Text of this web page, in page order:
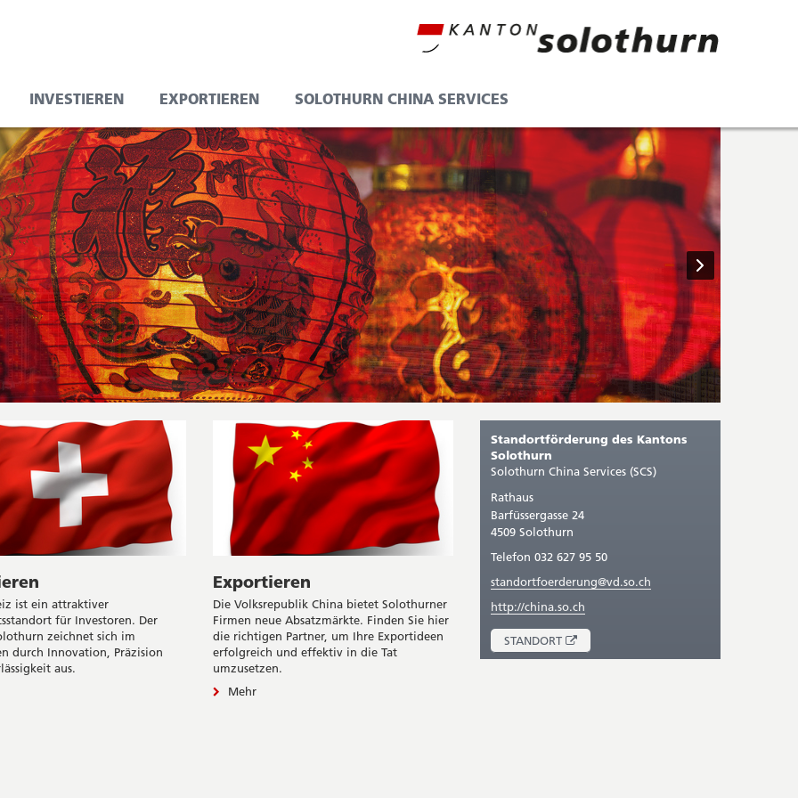
INVESTIEREN EXPORTIEREN SOLOTHURN CHINA SERVICES
ist ein attraktiver
für Investoren. Der
zeichnet sich im
durch Innovation, Präzision
aus.
Exportieren
Die Volksrepublik China bietet Solothurner
Firmen neue Absatzmärkte. Finden Sie hier
die richtigen Partner, um Ihre Exportideen
erfolgreich und effektiv in die Tat
umzusetzen.
Mehr
Standortförderung des Kantons
Solothurn
Solothurn China Services (SCS)
Rathaus
Barfüssergasse 24
4509 Solothurn
Telefon 032 627 95 50
standortfoerderung@vd.so.ch
http://china.so.ch
STANDORT
ÖFFNET
IN